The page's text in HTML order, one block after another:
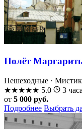
Полёт
Пешеходные ·
★★★★★ 5.0
3 часа
от 5 000 руб.
Подробнее Выбрать